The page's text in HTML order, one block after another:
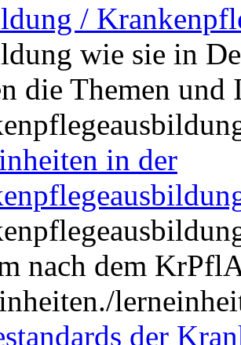
/
wie sie in
die Themen und
in der
nach dem
/
der